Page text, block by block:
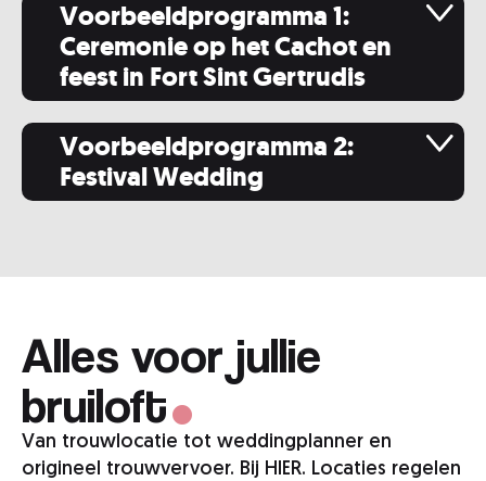
Voorbeeldprogramma 1:
Ceremonie op het Cachot en
feest in Fort Sint Gertrudis
Voorbeeldprogramma 2:
Festival Wedding
Alles voor jullie
bruiloft.
Van trouwlocatie tot weddingplanner en
origineel trouwvervoer. Bij HIER. Locaties regelen